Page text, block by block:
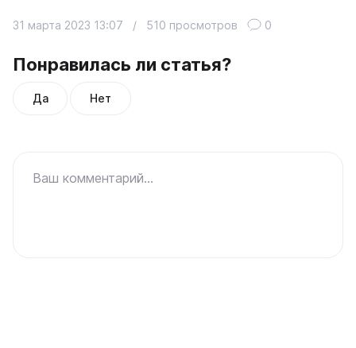
Понравилась ли статья?
Да Нет
31 марта 2023 13:07 / 510 просмотров 0
Ваш комментарий...